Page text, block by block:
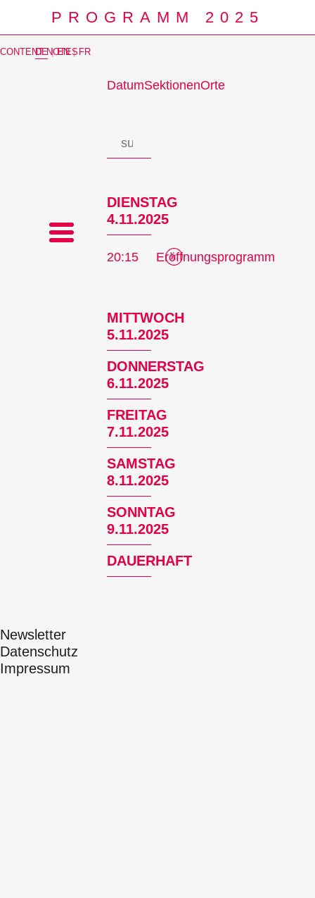
PROGRAMM 2025
CONTENT NOTES
DE | EN | FR
DatumSektionenOrte
DIENSTAG
4.11.2025
20:15 Eröffnungsprogramm
MITTWOCH
5.11.2025
DONNERSTAG
6.11.2025
FREITAG
7.11.2025
SAMSTAG
8.11.2025
SONNTAG
9.11.2025
DAUERHAFT
Newsletter
Datenschutz
Impressum